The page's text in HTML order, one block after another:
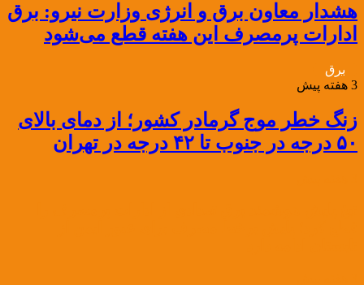
هشدار معاون برق و انرژی وزارت نیرو: برق
ادارات پرمصرف این هفته قطع می‌شود
برق
3 هفته پیش
زنگ خطر موج گرمادر کشور؛ از دمای بالای
۵۰ درجه در جنوب تا ۴۲ درجه در تهران